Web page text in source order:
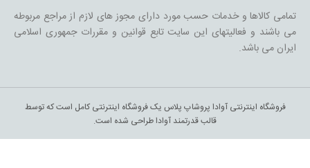
تمامی کالاها و خدمات حسب مورد دارای مجوز های لازم از مراجع مربوطه
می باشند و فعالیتهای این سایت تابع قوانین و مقررات جمهوری اسلامی
ایران می باشد.
فروشگاه اینترنتی آوادا پروشاپ پلاس یک فروشگاه اینترنتی کامل است که توسط
قالب قدرتمند آوادا طراحی شده است.